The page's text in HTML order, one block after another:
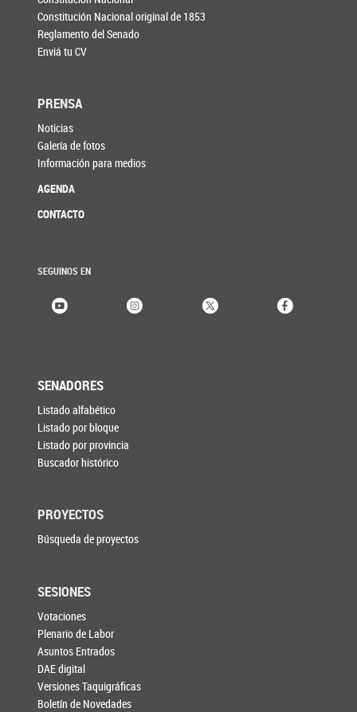
Constitución Nacional original de 1853
Reglamento del Senado
Enviá tu CV
PRENSA
Noticias
Galería de fotos
Información para medios
AGENDA
CONTACTO
SEGUINOS EN
SENADORES
Listado alfabético
Listado por bloque
Listado por provincia
Buscador histórico
PROYECTOS
Búsqueda de proyectos
SESIONES
Votaciones
Plenario de Labor
Asuntos Entrados
DAE digital
Versiones Taquigráficas
Boletín de Novedades